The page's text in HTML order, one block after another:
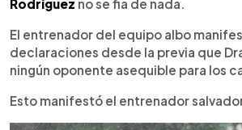
Rodríguez no se fia de nada.
El entrenador del equipo albo
declaraciones desde la previa que
ningún oponente asequible para los
Esto manifestó el entrenador